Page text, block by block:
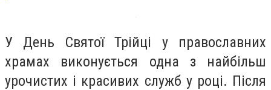
У День Святої Трійці у православних
храмах виконується одна з найбільш
урочистих і красивих служб у році. Після